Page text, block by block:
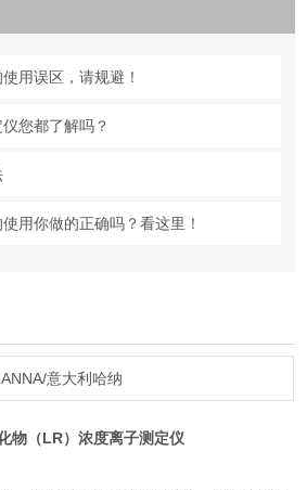
用误区，请规避！
您都了解吗？
用你做的正确吗？看这里！
意大利哈纳
物（LR）浓度离子测定仪